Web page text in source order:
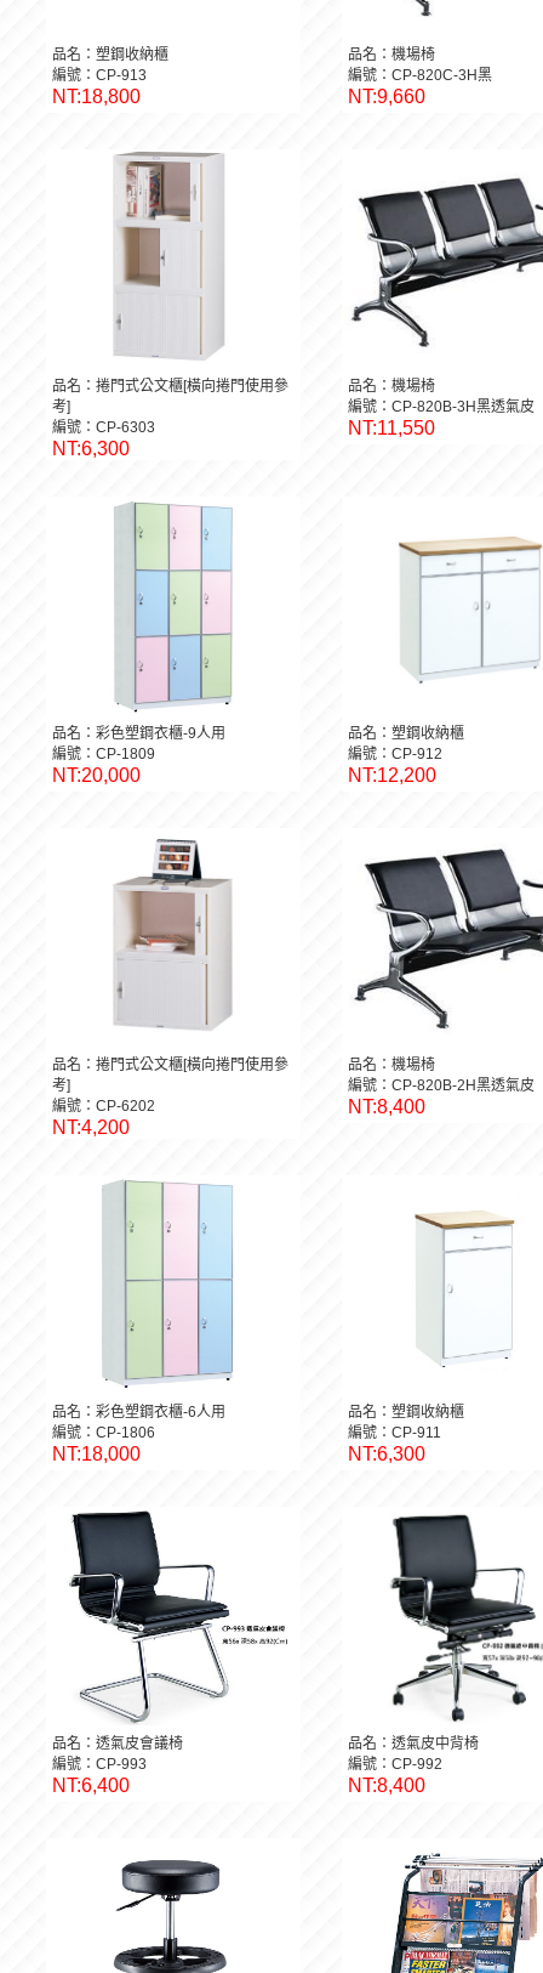
品名：塑鋼收納櫃
編號：CP-913
NT:18,800
品名：機場椅
編號：CP-820C-3H黑
NT:9,660
品名：捲門式公文櫃[橫向捲門使用參
考]
編號：CP-6303
NT:6,300
品名：機場椅
編號：CP-820B-3H黑透氣皮
NT:11,550
品名：彩色塑鋼衣櫃-9人用
編號：CP-1809
NT:20,000
品名：塑鋼收納櫃
編號：CP-912
NT:12,200
品名：捲門式公文櫃[橫向捲門使用參
考]
編號：CP-6202
NT:4,200
品名：機場椅
編號：CP-820B-2H黑透氣皮
NT:8,400
品名：彩色塑鋼衣櫃-6人用
編號：CP-1806
NT:18,000
品名：塑鋼收納櫃
編號：CP-911
NT:6,300
品名：透氣皮會議椅
編號：CP-993
NT:6,400
品名：透氣皮中背椅
編號：CP-992
NT:8,400